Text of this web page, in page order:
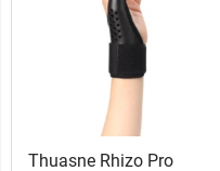
Thuasne Rhizo Pro